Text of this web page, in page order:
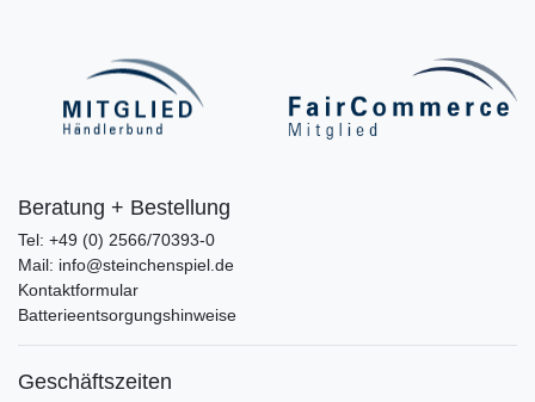
Beratung + Bestellung
Tel: +49 (0) 2566/70393-0
Mail: info@steinchenspiel.de
Kontaktformular
Batterieentsorgungshinweise
Geschäftszeiten